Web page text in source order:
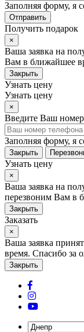
Заполняя форму, я
Отправить
Получить подарок
×
Ваша заявка на
Вам в ближайшее
Закрыть
Узнать цену
Узнать цену
×
Введите Ваш
Заполняя форму, я
Закрыть
Узнать цену
×
Ваша заявка на
перезвоним Вам в
Закрыть
Заказать
×
Ваша заявка
время. Спасибо за
Закрыть